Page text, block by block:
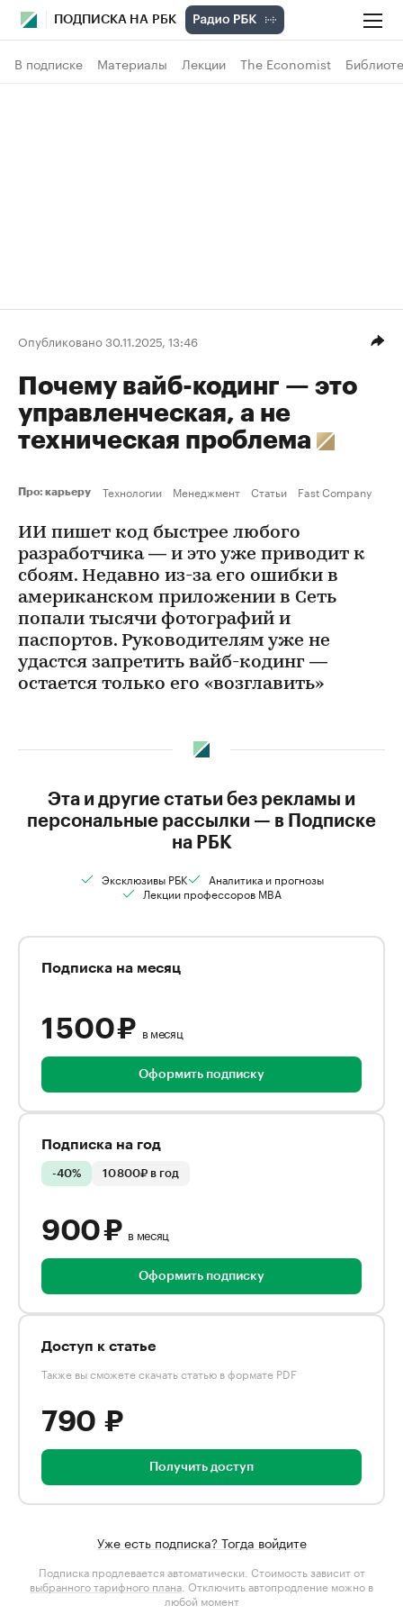
ПОДПИСКА НА РБК
В подписке Материалы Лекции The Economist
Опубликовано 30.11.2025, 13:46
Почему вайб-кодинг — это
управленческая, а не
техническая проблема
Про: карьеру Технологии Менеджмент Статьи Fast Company
ИИ пишет код быстрее любого
разработчика — и это уже приводит к
сбоям. Недавно из-за его ошибки в
американском приложении в Сеть
попали тысячи фотографий и
паспортов. Руководителям уже не
удастся запретить вайб-кодинг —
остается только его «возглавить»
Эта и другие статьи без рекламы и
персональные рассылки — в Подписке
на РБК
Эксклюзивы РБК
Аналитика и прогнозы
Лекции профессоров MBA
Подписка на месяц
1 500 ₽ в месяц
Оформить подписку
Подписка на год
-40% 10 800₽ в год
900 ₽ в месяц
Оформить подписку
Доступ к статье
Также вы сможете скачать статью в формате PDF
790 ₽
Получить доступ
Уже есть подписка? Тогда войдите
Подписка продлевается автоматически. Стоимость зависит от
выбранного тарифного плана . Отключить автопродление можно в
любой момент